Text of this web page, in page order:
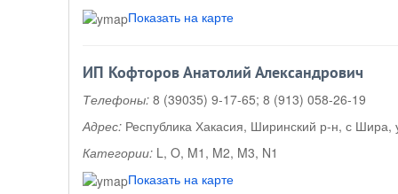
Показать на карте
ИП Кофторов Анатолий Александрович
Телефоны: 8 (39035) 9-17-65; 8 (913) 058-26-19
Адрес: Республика Хакасия, Ширинский р-н, с Шира,
Категории: L, O, M1, M2, M3, N1
Показать на карте